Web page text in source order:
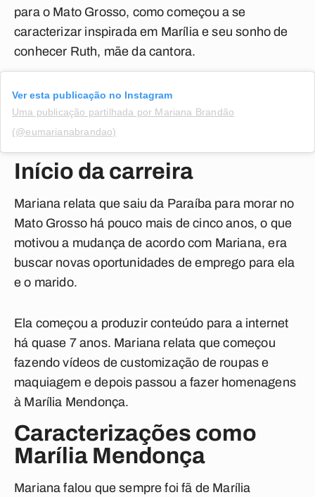
para o Mato Grosso, como começou a se
caracterizar inspirada em Marília e seu sonho de
conhecer Ruth, mãe da cantora.
Ver esta publicação no Instagram
Uma publicação partilhada por Mariana Brandão
(@eumarianabrandao)
Início da carreira
Mariana relata que saiu da Paraíba para morar no
Mato Grosso há pouco mais de cinco anos, o que
motivou a mudança de acordo com Mariana, era
buscar novas oportunidades de emprego para ela
e o marido.
Ela começou a produzir conteúdo para a internet
há quase 7 anos. Mariana relata que começou
fazendo vídeos de customização de roupas e
maquiagem e depois passou a fazer homenagens
à Marília Mendonça.
Caracterizações como
Marília Mendonça
Mariana falou que sempre foi fã de Marília